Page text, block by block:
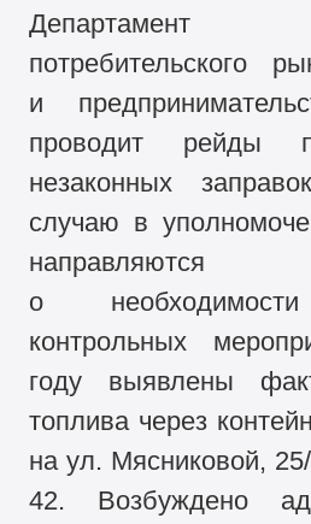
Департамент
потребительского
и
проводит рейды
незаконных
случаю в
направляются
о
контрольных
году выявлены
топлива через
на ул. Мясниковой,
42. Возбуждено